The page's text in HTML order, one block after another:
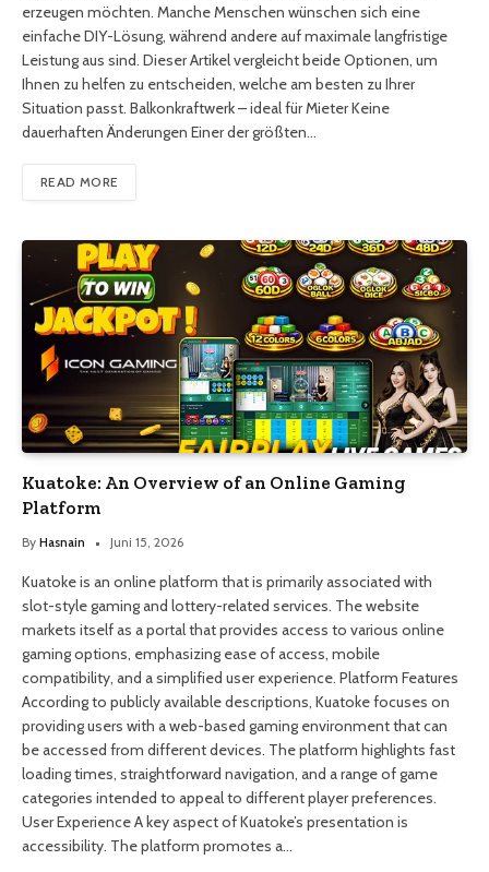
erzeugen möchten. Manche Menschen wünschen sich eine
einfache DIY-Lösung, während andere auf maximale langfristige
Leistung aus sind. Dieser Artikel vergleicht beide Optionen, um
Ihnen zu helfen zu entscheiden, welche am besten zu Ihrer
Situation passt. Balkonkraftwerk – ideal für Mieter Keine
dauerhaften Änderungen Einer der größten…
READ MORE
Kuatoke: An Overview of an Online Gaming
Platform
By Hasnain Juni 15, 2026
Kuatoke is an online platform that is primarily associated with
slot-style gaming and lottery-related services. The website
markets itself as a portal that provides access to various online
gaming options, emphasizing ease of access, mobile
compatibility, and a simplified user experience. Platform Features
According to publicly available descriptions, Kuatoke focuses on
providing users with a web-based gaming environment that can
be accessed from different devices. The platform highlights fast
loading times, straightforward navigation, and a range of game
categories intended to appeal to different player preferences.
User Experience A key aspect of Kuatoke’s presentation is
accessibility. The platform promotes a…